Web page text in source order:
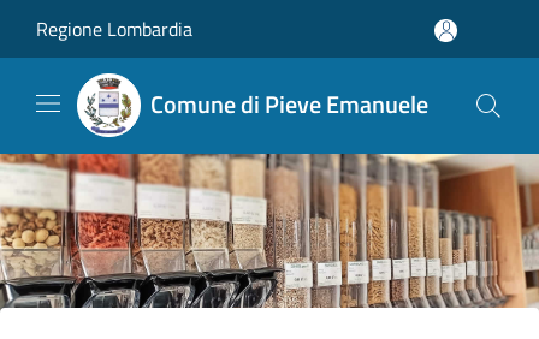
Regione Lombardia
Comune di Pieve Emanuele